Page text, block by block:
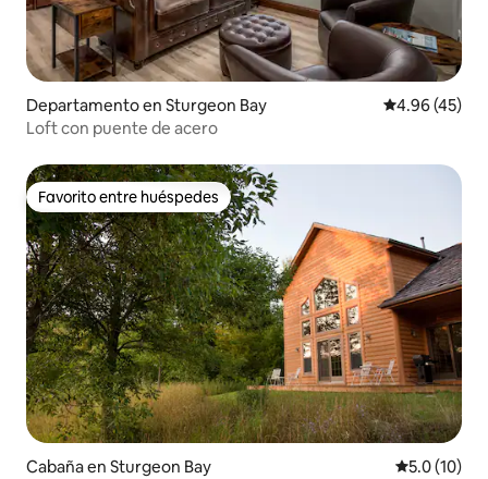
Departamento en Sturgeon Bay Calificación
4.96 (45)
Loft con puente de acero
Favorito entre huéspedes
Favorito entre huéspedes
Cabaña en Sturgeon Bay Calificación
5.0 (10)